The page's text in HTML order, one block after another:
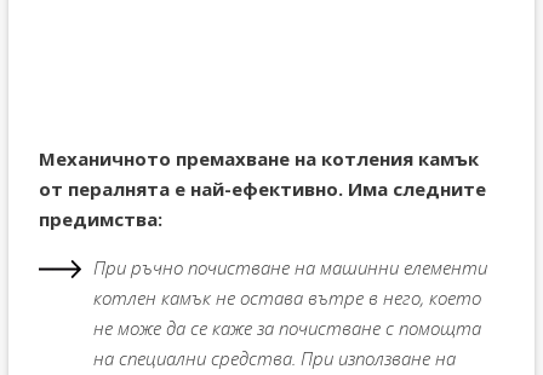
Механичното премахване на котления камък
от пералнята е най-ефективно. Има следните
предимства:
При ръчно почистване на машинни елементи
котлен камък не остава вътре в него, което
не може да се каже за почистване с помощта
на специални средства. При използване на